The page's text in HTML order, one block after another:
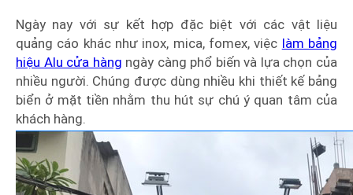
Ngày nay với sự kết hợp đặc biệt với các vật liệu
quảng cáo khác như inox, mica, fomex, việc làm bảng
hiệu Alu cửa hàng ngày càng phổ biến và lựa chọn của
nhiều người. Chúng được dùng nhiều khi thiết kế bảng
biển ở mặt tiền nhằm thu hút sự chú ý quan tâm của
khách hàng.